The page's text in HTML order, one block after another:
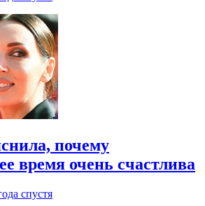
почему
время очень счастлива
спустя